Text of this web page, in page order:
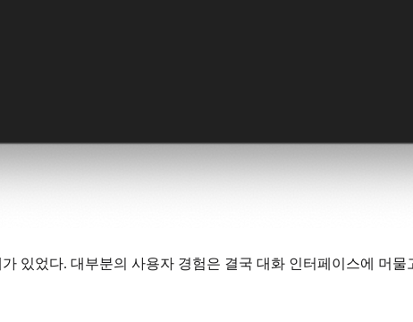
있었다. 대부분의 사용자 경험은 결국 대화 인터페이스에 머